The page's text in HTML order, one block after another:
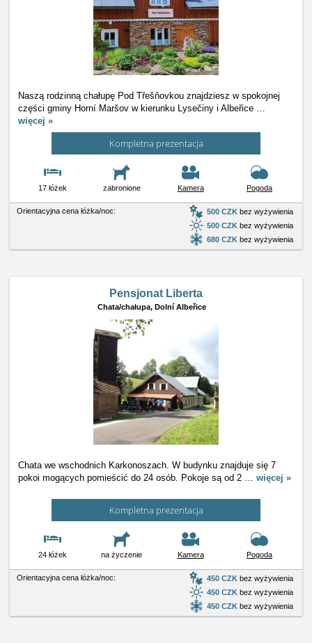
Naszą rodzinną chałupę Pod Třešňovkou znajdziesz w spokojnej
części gminy Horní Maršov w kierunku Lysečiny i Albeřice …
więcej »
Kompletna prezentacja
17 łóżek zabronione Kamera Pogoda
Orientacyjna cena łóżka/noc: 500 CZK bez wyżywienia
500 CZK bez wyżywienia
680 CZK bez wyżywienia
Pensjonat Liberta
Chata/chałupa, Dolní Albeřice
Chata we wschodnich Karkonoszach. W budynku znajduje się 7
pokoi mogących pomieścić do 24 osób. Pokoje są od 2 … więcej »
Kompletna prezentacja
24 łóżek na życzenie Kamera Pogoda
Orientacyjna cena łóżka/noc: 450 CZK bez wyżywienia
450 CZK bez wyżywienia
450 CZK bez wyżywienia